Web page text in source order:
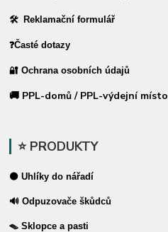
🛠 Reklamační formulář
❓Časté dotazy
🔐 Ochrana osobních údajů
🚚 PPL-domů / PPL-výdejní místo
⭐ PRODUKTY
⚫ Uhlíky do nářadí
🔊 Odpuzovače škůdců
🪤 Sklopce a pasti